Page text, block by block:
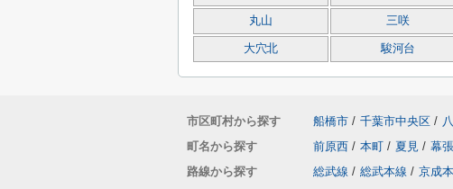
丸山 三咲
大穴北 駿河台
市区町村から探す 船橋市 / 千葉市中央区 /
町名から探す
前原西 / 本町 / 夏見 / 幕
路線から探す
総武線 / 総武本線 / 京成